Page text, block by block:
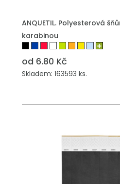
ANQUETIL. Polyesterová
karabinou
od 6.80 Kč
Skladem: 163593 ks.